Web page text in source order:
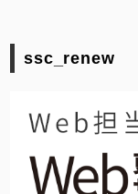
ssc_renew